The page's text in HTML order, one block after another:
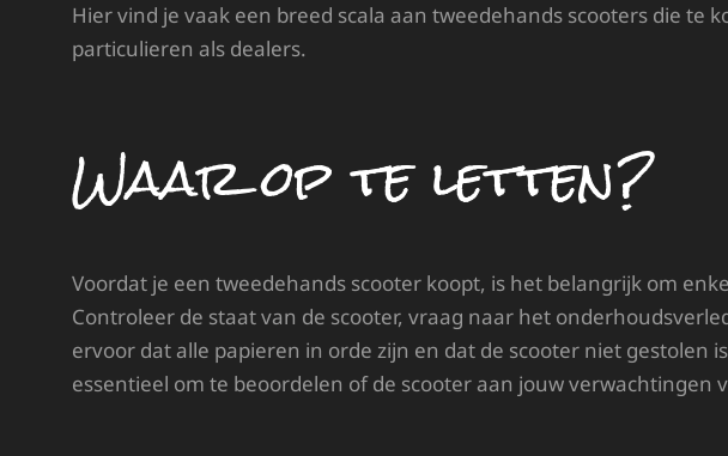
Hier vind je vaak een breed scala aan tweedehands scooters die te
particulieren als dealers.
Waar op te letten?
Voordat je een tweedehands scooter koopt, is het belangrijk om
Controleer de staat van de scooter, vraag naar het
ervoor dat alle papieren in orde zijn en dat de scooter niet gestolen
essentieel om te beoordelen of de scooter aan jouw verwachtingen